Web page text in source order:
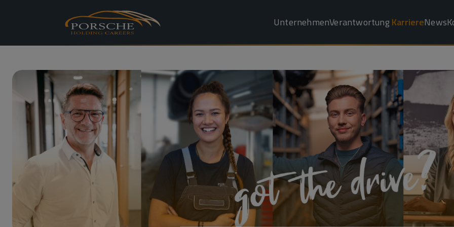
UnternehmenVerantwortungKarriereNews